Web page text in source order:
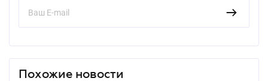
Похожие новости